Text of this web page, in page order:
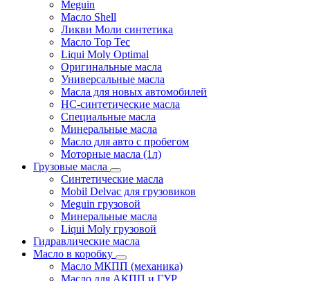
Meguin
Масло Shell
Ликви Моли синтетика
Масло Top Tec
Liqui Moly Optimal
Оригинальные масла
Универсальные масла
Масла для новых автомобилей
HC-синтетические масла
Специальные масла
Минеральные масла
Масло для авто с пробегом
Моторные масла (1л)
Грузовые масла
Синтетические масла
Mobil Delvac для грузовиков
Meguin грузовой
Минеральные масла
Liqui Moly грузовой
Гидравлические масла
Масло в коробку
Масло МКПП (механика)
Масло для АКПП и ГУР